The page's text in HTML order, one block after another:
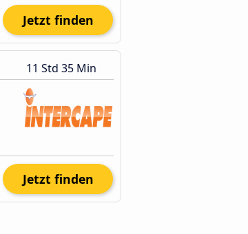
Jetzt finden
11 Std 35 Min
Jetzt finden